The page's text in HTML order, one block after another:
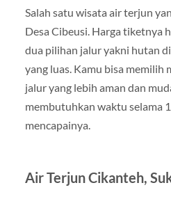
Salah satu wisata air terjun
Desa Cibeusi. Harga tiketnya
dua pilihan jalur yakni hutan
yang luas. Kamu bisa memilih
jalur yang lebih aman dan
membutuhkan waktu selama
mencapainya.
Air Terjun Cikanteh,